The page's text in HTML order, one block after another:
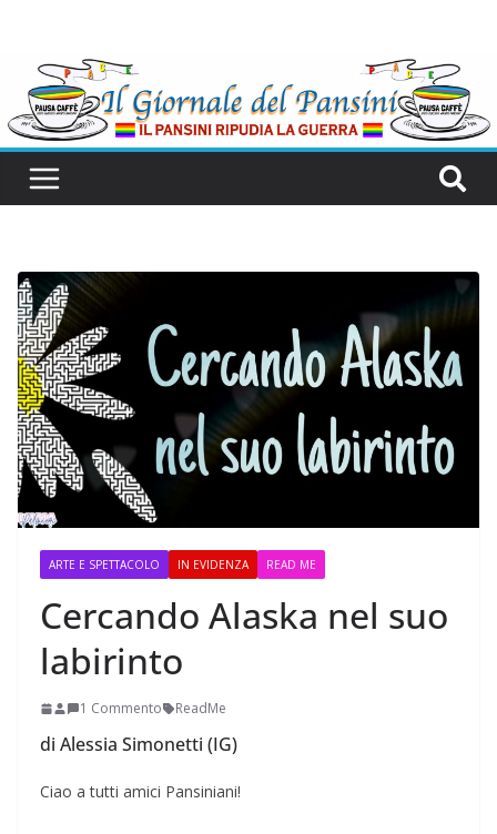
ARTE E SPETTACOLO IN EVIDENZA READ ME
Cercando Alaska nel suo
labirinto
1 Commento ReadMe
di Alessia Simonetti (IG)
Ciao a tutti amici Pansiniani!